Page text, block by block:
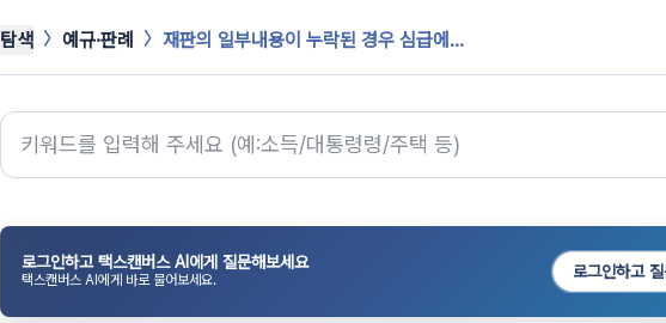
탐색 예규·판례 재판의 일부내용이 누락된 경우 심급에...
로그인하고 택스캔버스 AI에게 질문해보세요
택스캔버스 AI에게 바로 물어보세요. 로그인하고